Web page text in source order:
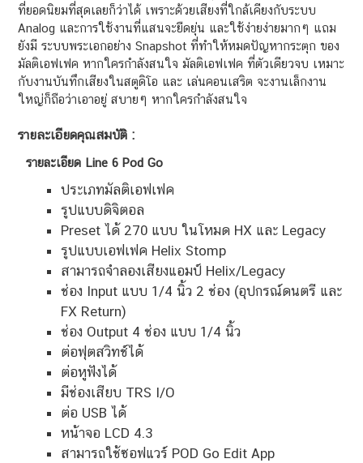
ที่ยอดนิยมที่สุดเลยก็ว่าได้ เพราะด้วยเสียงที่ใกล้เคียงกับระบบ
Analog และการใช้งานที่แสนจะยืดยุ่น และใช้ง่ายง่ายมากๆ แถม
ยังมี ระบบพระเอกอย่าง Snapshot ที่ทำให้หมดปัญหากระตุก ของ
มัลติเอฟเฟค หากใครกำลังสนใจ มัลติเอฟเฟค ที่ตัวเดียวจบ เหมาะ
กับงานบันทึกเสียงในสตูดิโอ และ เล่นคอนเสริต จะงานเล็กงาน
ใหญ่ก็ถือว่าเอาอยู่ สบายๆ หากใครกำลังสนใจ
รายละเอียดคุณสมบัติ :
รายละเอียด Line 6 Pod Go
ประเภทมัลติเอฟเฟค
รูปแบบดิจิตอล
Preset ได้ 270 แบบ ในโหมด HX และ Legacy
รูปแบบเอฟเฟค Helix Stomp
สามารถจำลองเสียงแอมป์ Helix/Legacy
ช่อง Input แบบ 1/4 นิ้ว 2 ช่อง (อุปกรณ์ดนตรี และ
FX Return)
ช่อง Output 4 ช่อง แบบ 1/4 นิ้ว
ต่อฟุตสวิทช์ได้
ต่อหูฟังได้
มีช่องเสียบ TRS I/O
ต่อ USB ได้
หน้าจอ LCD 4.3
สามารถใช้ซอฟแวร์ POD Go Edit App